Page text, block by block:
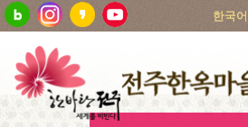
한국어